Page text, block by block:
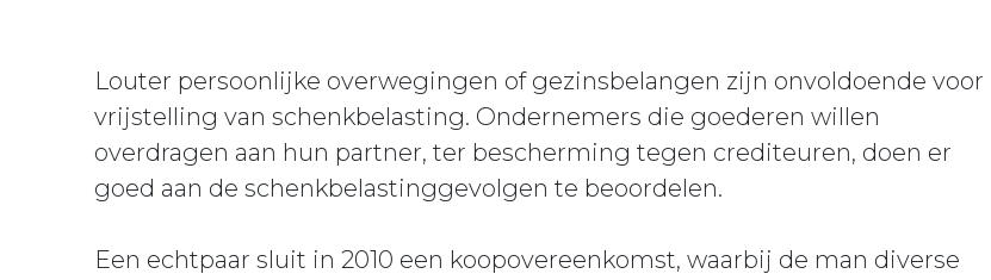
Louter persoonlijke overwegingen of gezinsbelangen zijn onvoldoende voor
vrijstelling van schenkbelasting. Ondernemers die goederen willen
overdragen aan hun partner, ter bescherming tegen crediteuren, doen er
goed aan de schenkbelastinggevolgen te beoordelen.
Een echtpaar sluit in 2010 een koopovereenkomst, waarbij de man diverse